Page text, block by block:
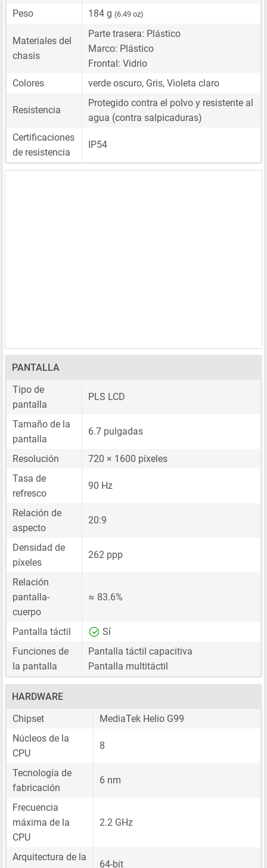
Peso 184 g (6.49 oz)
Materiales del
chasis
Parte trasera: Plástico
Marco: Plástico
Frontal: Vidrio
Colores
verde oscuro, Gris, Violeta claro
Resistencia
Protegido contra el polvo y resistente al
agua (contra salpicaduras)
Certificaciones
de resistencia
IP54
PANTALLA
Tipo de
pantalla
PLS LCD
Tamaño de la
pantalla
6.7 pulgadas
Resolución
720 × 1600 píxeles
Tasa de
refresco
90 Hz
Relación de
aspecto
20:9
Densidad de
píxeles
262 ppp
Relación
pantalla-
cuerpo
≈ 83.6%
Pantalla táctil
Sí
Funciones de
la pantalla
Pantalla táctil capacitiva
Pantalla multitáctil
HARDWARE
Chipset
MediaTek Helio G99
Núcleos de la
CPU
8
Tecnología de
fabricación
6 nm
Frecuencia
máxima de la
CPU
2.2 GHz
Arquitectura de la
64-bit